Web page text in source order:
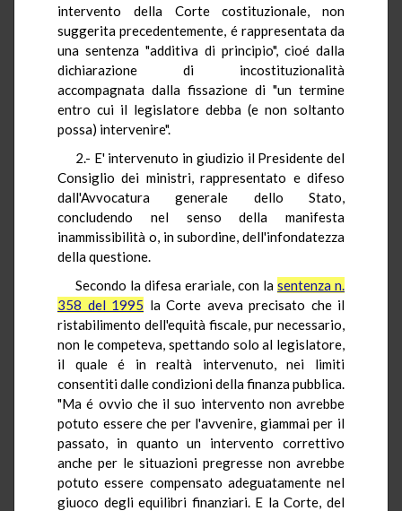
intervento della Corte costituzionale, non
suggerita precedentemente, é rappresentata da
una sentenza "additiva di principio", cioé dalla
dichiarazione di incostituzionalità
accompagnata dalla fissazione di "un termine
entro cui il legislatore debba (e non soltanto
possa) intervenire".
2.- E' intervenuto in giudizio il Presidente del
Consiglio dei ministri, rappresentato e difeso
dall'Avvocatura generale dello Stato,
concludendo nel senso della manifesta
inammissibilità o, in subordine, dell'infondatezza
della questione.
Secondo la difesa erariale, con la sentenza n.
358 del 1995 la Corte aveva precisato che il
ristabilimento dell'equità fiscale, pur necessario,
non le competeva, spettando solo al legislatore,
il quale é in realtà intervenuto, nei limiti
consentiti dalle condizioni della finanza pubblica.
"Ma é ovvio che il suo intervento non avrebbe
potuto essere che per l'avvenire, giammai per il
passato, in quanto un intervento correttivo
anche per le situazioni pregresse non avrebbe
potuto essere compensato adeguatamente nel
giuoco degli equilibri finanziari. E la Corte, del